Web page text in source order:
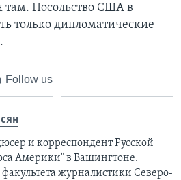
там. Посольство США в
только дипломатические
Follow us
и корреспондент Русской
Америки" в Вашингтоне.
журналистики Северо-